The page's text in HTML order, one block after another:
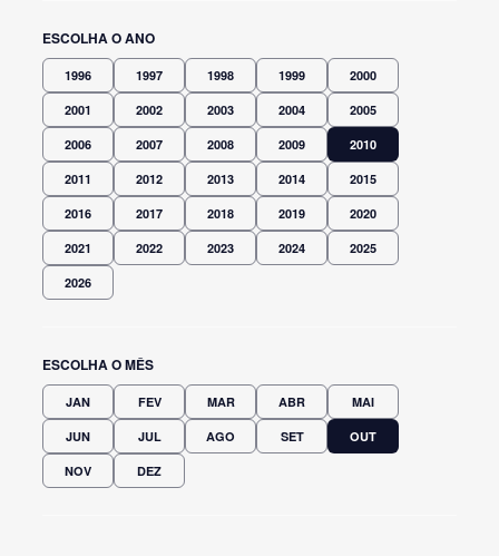
ESCOLHA O ANO
1996 1997 1998 1999 2000
2001 2002 2003 2004 2005
2006 2007 2008 2009 2010
2011 2012 2013 2014 2015
2016 2017 2018 2019 2020
2021 2022 2023 2024 2025
2026
ESCOLHA O MÊS
JAN FEV MAR ABR MAI
JUN JUL AGO SET OUT
NOV DEZ